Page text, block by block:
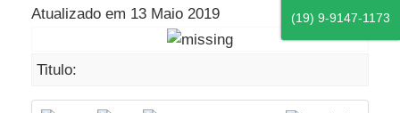
Atualizado em 13 Maio 2019
Titulo:
(19) 9-9147-1173